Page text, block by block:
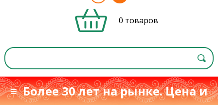
0 товаров
≡ Более 30 лет на рынке. Цена и